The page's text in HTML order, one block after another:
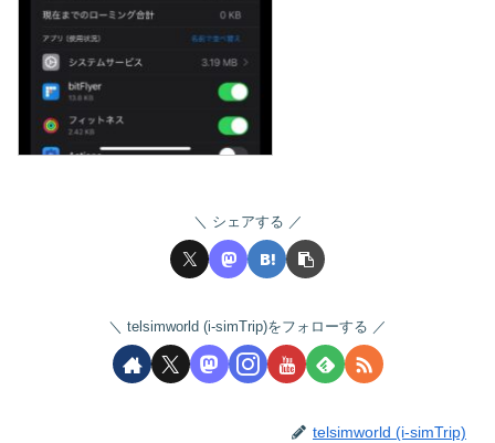
シェアする
telsimworld (i-simTrip)をフォローする
telsimworld (i-simTrip)